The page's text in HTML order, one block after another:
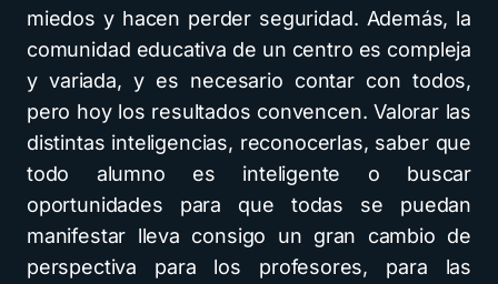
miedos y hacen perder seguridad. Además, la
comunidad educativa de un centro es compleja
y variada, y es necesario contar con todos,
pero hoy los resultados convencen. Valorar las
distintas inteligencias, reconocerlas, saber que
todo alumno es inteligente o buscar
oportunidades para que todas se puedan
manifestar lleva consigo un gran cambio de
perspectiva para los profesores, para las